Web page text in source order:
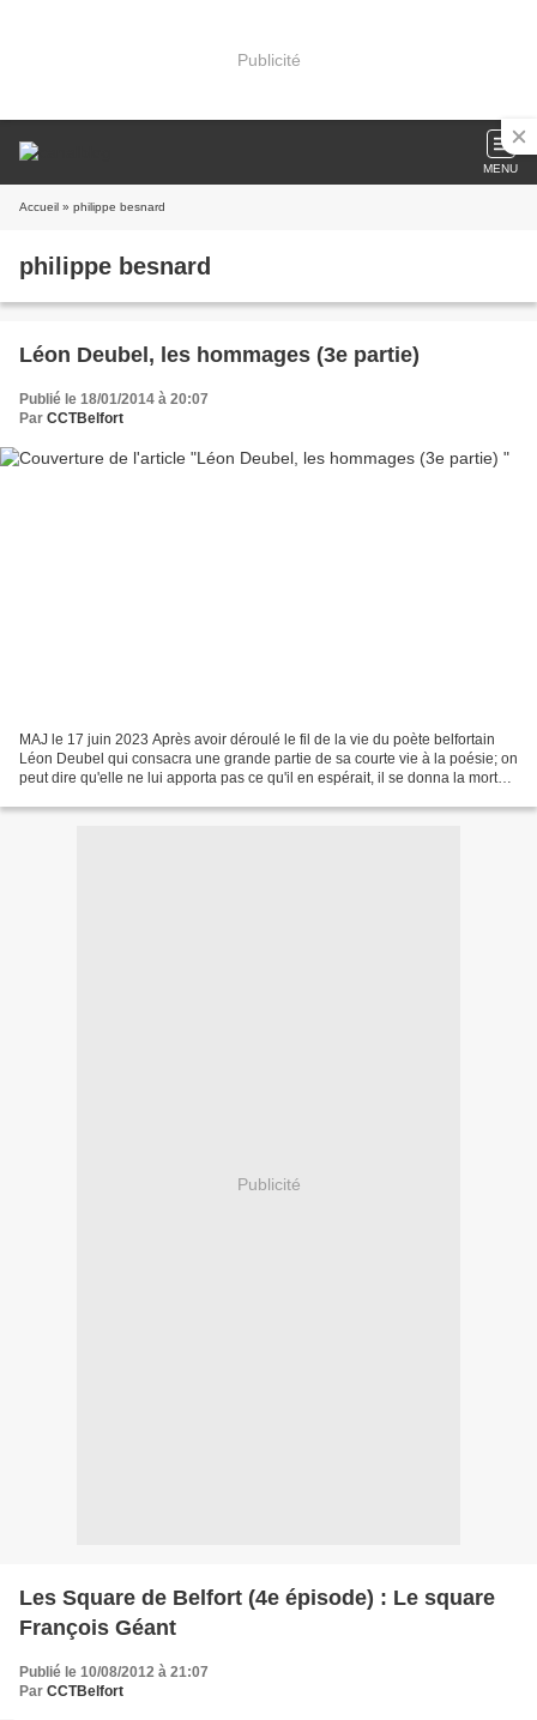
Publicité
MENU
Accueil » philippe besnard
philippe besnard
Léon Deubel, les hommages (3e partie)
Publié le 18/01/2014 à 20:07
Par CCTBelfort
MAJ le 17 juin 2023 Après avoir déroulé le fil de la vie du poète belfortain
Léon Deubel qui consacra une grande partie de sa courte vie à la poésie; on
peut dire qu'elle ne lui apporta pas ce qu'il en espérait, il se donna la mort
Publicité
Les Square de Belfort (4e épisode) : Le square
François Géant
Publié le 10/08/2012 à 21:07
Par CCTBelfort